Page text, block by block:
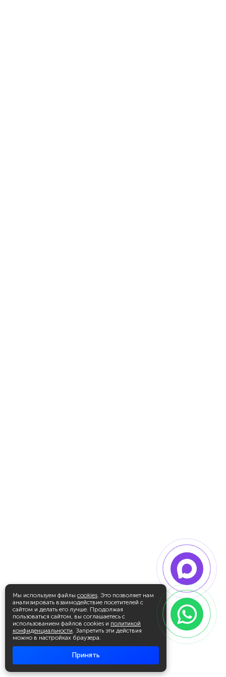
Мы используем файлы cookies. Это позволяет нам
анализировать взаимодействие посетителей с
сайтом и делать его лучше. Продолжая
пользоваться сайтом, вы соглашаетесь с
использованием файлов cookies и политикой
конфиденциальности. Запретить эти действия
можно в настройках браузера.
Принять